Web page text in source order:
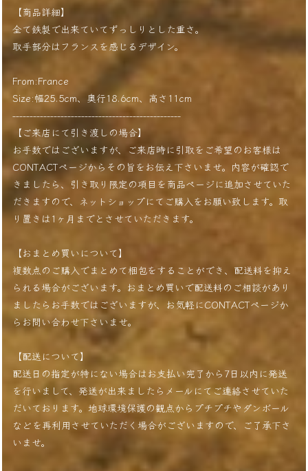
【商品詳細】
全て鉄製で出来ていてずっしりとした重さ。
取手部分はフランスを感じるデザイン。
From:France
Size:幅25.5cm、奥行18.6cm、高さ11cm
-------------------------------------------------
【ご来店にて引き渡しの場合】
お手数ではございますが、ご来店時に引取をご希望のお客様は
CONTACTページからその旨をお伝え下さいませ。内容が確認で
きましたら、引き取り限定の項目を商品ページに追加させていた
だきますので、ネットショップにてご購入をお願い致します。取
り置きは1ヶ月までとさせていただきます。
【おまとめ買いについて】
複数点のご購入でまとめて梱包をすることができ、配送料を抑え
られる場合がございます。おまとめ買いで配送料のご相談があり
ましたらお手数ではございますが、お気軽にCONTACTページか
らお問い合わせ下さいませ。
【配送について】
配送日の指定が特にない場合はお支払い完了から7日以内に発送
を行いまして、発送が出来ましたらメールにてご連絡させていた
だいております。地球環境保護の観点からプチプチやダンボール
などを再利用させていただく場合がございますので、ご了承下さ
いませ。